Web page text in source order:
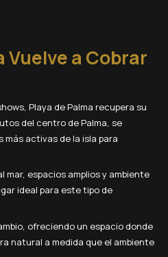
Vuelve a Cobrar
Playa de Palma recupera su
del centro de Palma, se
más activas de la isla para
mar, espacios amplios y ambiente
ideal para este tipo de
ofreciendo un espacio donde
natural a medida que el ambiente